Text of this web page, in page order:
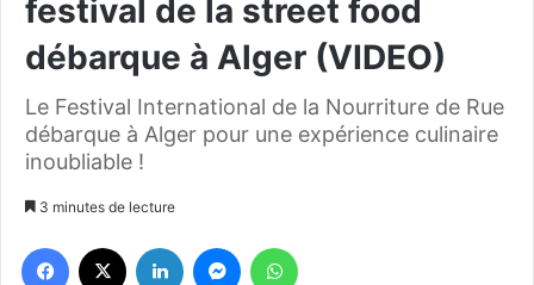
festival de la street food
débarque à Alger (VIDEO)
Le Festival International de la Nourriture de Rue
débarque à Alger pour une expérience culinaire
inoubliable !
3 minutes de lecture